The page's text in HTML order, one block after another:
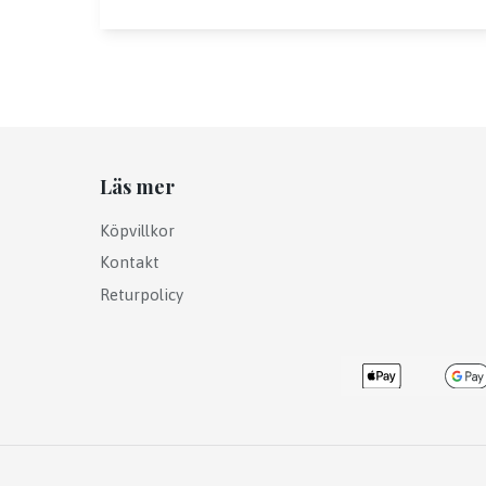
Läs mer
Köpvillkor
Kontakt
Returpolicy